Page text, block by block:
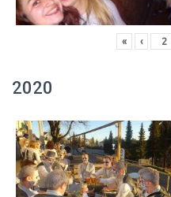
« ‹
2020